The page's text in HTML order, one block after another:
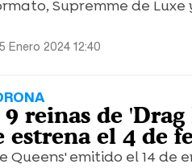
Supremme de Luxe
Enero 2024 12:40
9 reinas de
estrena el 4 de
Queens' emitido el 14 de